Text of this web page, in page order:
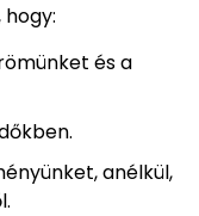
és a
anélkül,